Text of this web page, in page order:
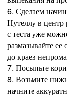
6. Сделаем
Нутеллу в центр
с теста уже
размазывайте ее
до краев
7. Посыпьте
8. Возьмите
начните